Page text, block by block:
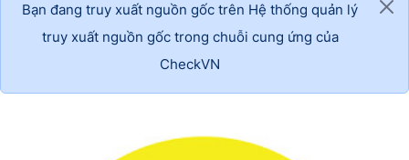
Bạn đang truy xuất nguồn gốc trên Hệ thống quản lý
truy xuất nguồn gốc trong chuỗi cung ứng của
CheckVN